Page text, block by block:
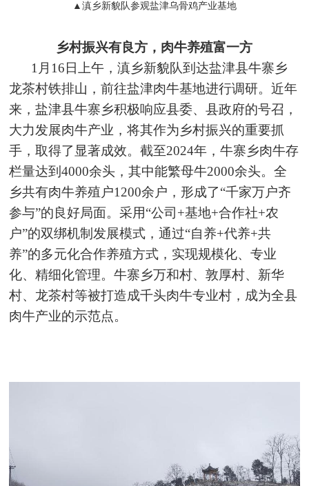
▲滇乡新貌队参观盐津乌骨鸡产业基地
乡村振兴有良方，肉牛养殖富一方
1月16日上午，滇乡新貌队到达盐津县牛寨乡
龙茶村铁排山，前往盐津肉牛基地进行调研。近年
来，盐津县牛寨乡积极响应县委、县政府的号召，
大力发展肉牛产业，将其作为乡村振兴的重要抓
手，取得了显著成效。截至2024年，牛寨乡肉牛存
栏量达到4000余头，其中能繁母牛2000余头。全
乡共有肉牛养殖户1200余户，形成了“千家万户齐
参与”的良好局面。采用“公司+基地+合作社+农
户”的双绑机制发展模式，通过“自养+代养+共
养”的多元化合作养殖方式，实现规模化、专业
化、精细化管理。牛寨乡万和村、敦厚村、新华
村、龙茶村等被打造成千头肉牛专业村，成为全县
肉牛产业的示范点。